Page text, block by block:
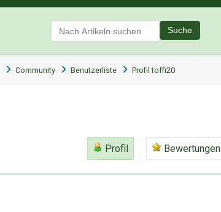
Suche
Community Benutzerliste Profil toffi20
Profil Bewertungen